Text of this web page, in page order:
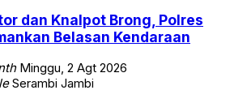
dan Knalpot Brong, Polres
Belasan Kendaraan
Minggu, 2 Agt 2026
Serambi Jambi